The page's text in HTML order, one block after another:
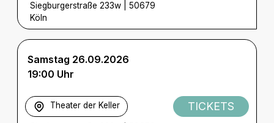
Siegburgerstraße 233w
50679
Köln
Samstag 26.09.2026
19:00 Uhr
Theater der Keller TICKETS